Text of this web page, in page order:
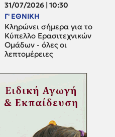
31/07/2026 | 10:30
Γ' ΕΘΝΙΚΗ
Κληρώνει σήμερα για το
Κύπελλο Ερασιτεχνικών
Ομάδων - όλες οι
λεπτομέρειες